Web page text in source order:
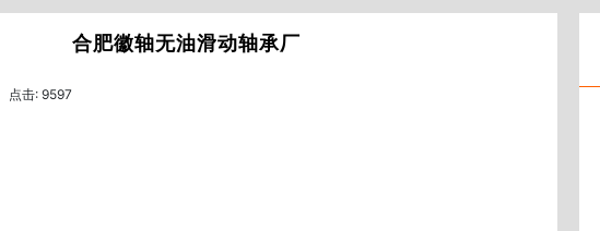
合肥徽轴无油滑动轴承厂
点击: 9597